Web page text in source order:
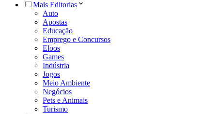
Mais Editorias
Auto
Apostas
Educação
Emprego e Concursos
Eloos
Games
Indústria
Jogos
Meio Ambiente
Negócios
Pets e Animais
Turismo